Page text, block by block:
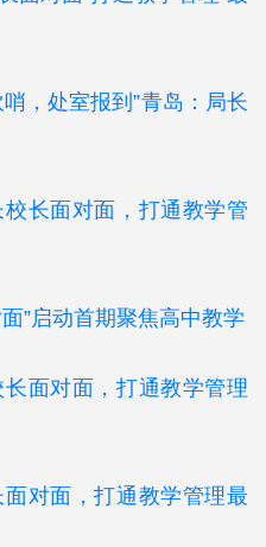
哨，处室报到”青岛：局长
长面对面，打通教学管
”启动首期聚焦高中教学
面对面，打通教学管理
对面，打通教学管理最